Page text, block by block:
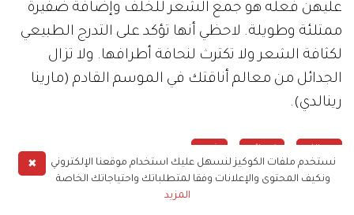
عليهن فعله هو جمع الشعر للخلف وإضافة ضفيرة
ممتلئة وطويلة. لاحظي أنها تؤكد على التدرج الطبيعي
لكثافة الشعر ولا تكترث لنحافة أطرافها. ولا تزال
الجدائل من معالم أناقتك في الموسم القادم (مارينا
رينالدي).
✖
نستخدم ملفات الكوكيز لنسهل عليك استخدام موقعنا الإلكتروني
ونكيف المحتوى والإعلانات وفقا لمتطلباتك واحتياجاتك الخاصة
المزيد